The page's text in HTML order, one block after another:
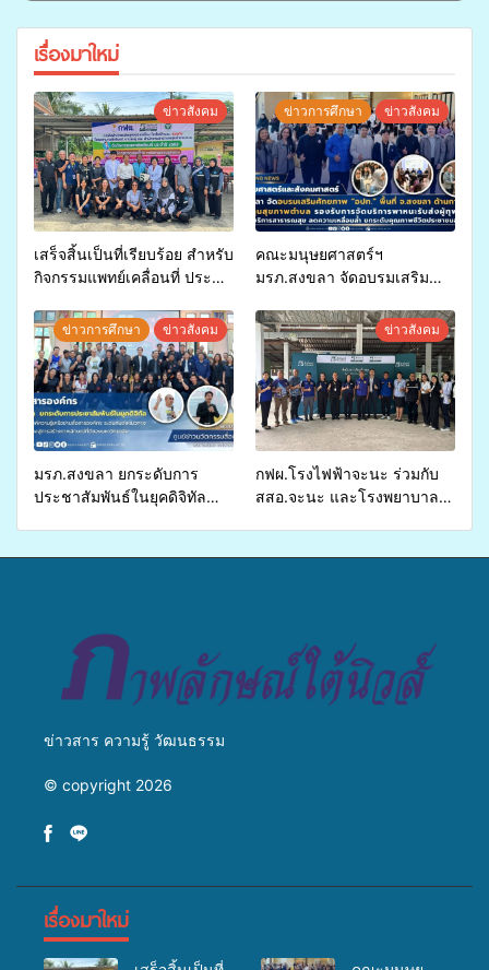
เรื่องมาใหม่
ข่าวสังคม
เสร็จสิ้นเป็นที่เรียบร้อย สำหรับ
กิจกรรมแพทย์เคลื่อนที่ ประจำ
สุขภาพแก่ประชาชนในพื้นที่
อำเภอจะนะ
ข่าวการศึกษา ข่าวสังคม
คณะมนุษยศาสตร์ฯ
มรภ.สงขลา จัดอบรมเสริม
จ่ายงบกองทุนสุขภาพตำบล
รองรับการจัดบริการพาหนะรับ
ส่งผู้ทุพพลภาพเพื่อเข้ารับ
บริการสาธารณสุข ลดความ
เหลื่อมล้ำ ยกระดับคุณภาพ
ชีวิตประชาชนอย่างยั่งยืน
ข่าวการศึกษา ข่าวสังคม
มรภ.สงขลา ยกระดับการ
ประชาสัมพันธ์ในยุคดิจิทัล
ข่าวสังคม
กฟผ.โรงไฟฟ้าจะนะ ร่วมกับ
สสอ.จะนะ และโรงพยาบาล
ข่าวสาร ความรู้ วัฒนธรรม
© copyright 2026
เรื่องมาใหม่